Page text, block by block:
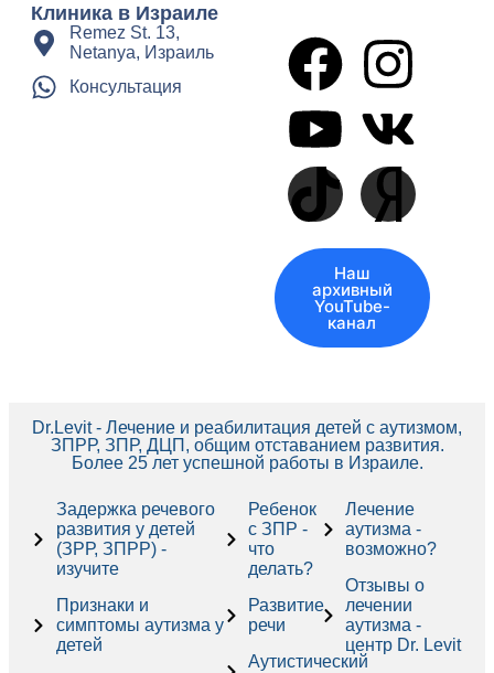
Клиника в Израиле
Remez St. 13,
Netanya, Израиль
Консультация
Наш
архивный
YouTube-
канал
Dr.Levit - Лечение и реабилитация детей с аутизмом,
ЗПРР, ЗПР, ДЦП, общим отставанием развития.
Более 25 лет успешной работы в Израиле.
Задержка речевого
развития у детей
(ЗРР, ЗПРР) -
изучите
Признаки и
симптомы аутизма у
детей
Ребенок
с ЗПР -
что
делать?
Развитие
речи
Аутистический
Лечение
аутизма -
возможно?
Отзывы о
лечении
аутизма -
центр Dr. Levit